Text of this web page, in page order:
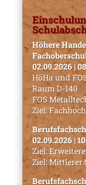
Höhere
02.09.2026 |
HöHa und
Raum D-140
FOS
Ziel:
02.09.2026 |
Ziel:
Ziel: Mittlerer